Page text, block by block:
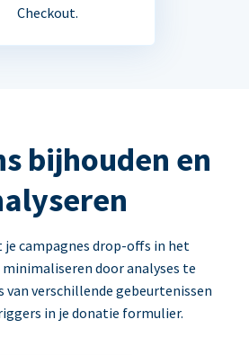
Checkout.
bijhouden en
je campagnes drop-offs in het
door analyses te
van verschillende gebeurtenissen
in je donatie formulier.